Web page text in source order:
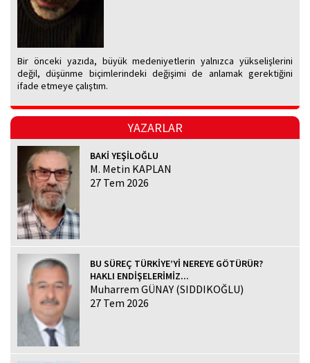
Bir önceki yazıda, büyük medeniyetlerin yalnızca yükselişlerini
değil, düşünme biçimlerindeki değişimi de anlamak gerektiğini
ifade etmeye çalıştım.
YAZARLAR
BAKİ YEŞİLOĞLU
M. Metin KAPLAN
27 Tem 2026
BU SÜREÇ TÜRKİYE’Yİ NEREYE GÖTÜRÜR?
HAKLI ENDİŞELERİMİZ...
Muharrem GÜNAY (SIDDIKOĞLU)
27 Tem 2026